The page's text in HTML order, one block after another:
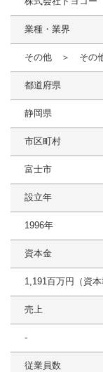
業種・業界
その他 ＞ その
都道府県
静岡県
市区町村
富士市
設立年
1996年
資本金
1,191百万円（資
売上
-
従業員数